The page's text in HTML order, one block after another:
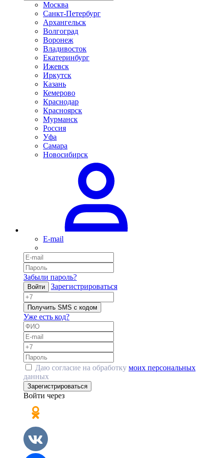
Москва
Санкт-Петербург
Архангельск
Волгоград
Воронеж
Владивосток
Екатеринбург
Ижевск
Иркутск
Казань
Кемерово
Краснодар
Красноярск
Мурманск
Россия
Уфа
Самара
Новосибирск
E-mail
Забыли пароль?
Войти Зарегистрироваться
Получить SMS с кодом
Уже есть код?
Даю согласие на обработку моих персональных
данных
Зарегистрироваться
Войти через